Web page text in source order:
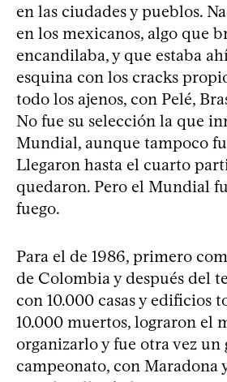
en las ciudades y pueblos.
en los mexicanos, algo que
encandilaba, y que estaba
esquina con los cracks
todo los ajenos, con Pelé,
No fue su selección la que
Mundial, aunque tampoco
Llegaron hasta el cuarto
quedaron. Pero el Mundial
fuego.
Para el de 1986, primero
de Colombia y después del
con 10.000 casas y edificios
10.000 muertos, lograron el
organizarlo y fue otra vez un
campeonato, con Maradona